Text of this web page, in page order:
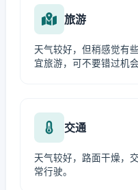
旅游
天气较好，但稍感觉有
宜旅游，可不要错过机会
交通
天气较好，路面干燥，
常行驶。